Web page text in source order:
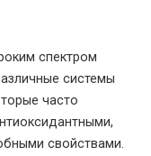
спектром
системы
часто
свойствами.